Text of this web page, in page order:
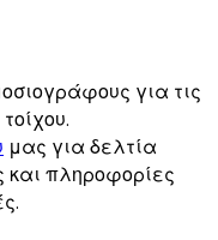
για τις
μας για δελτία
και πληροφορίες